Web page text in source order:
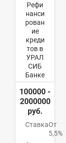
Рефи
нанси
рован
ие
креди
тов в
УРАЛ
СИБ
Банке
100000 -
2000000
руб.
СтавкаОт
5,5%